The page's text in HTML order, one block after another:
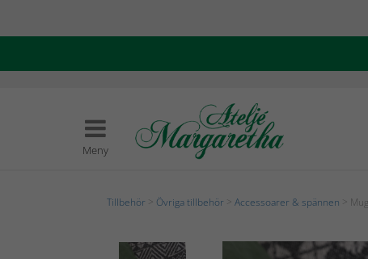
Meny
Tillbehör Övriga tillbehör Accessoarer & spännen >